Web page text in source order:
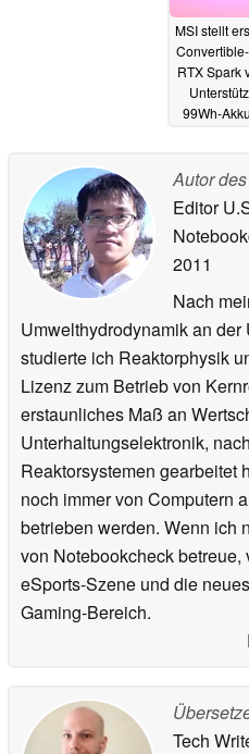
MSI stellt
RTX Spark
99Wh-Akku
Autor des
Editor
2011
Nach
Umwelthydrodynamik an
studierte ich Reaktorphysik
Lizenz zum Betrieb von
erstaunliches Maß an
Unterhaltungselektronik,
Reaktorsystemen gearbeitet
noch immer von Computern
betrieben werden. Wenn ich
von Notebookcheck
eSports-Szene und die
Gaming-Bereich.
Tech